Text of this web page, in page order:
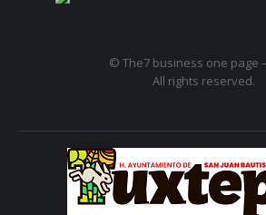
© The7 business one page
All rights reserved.